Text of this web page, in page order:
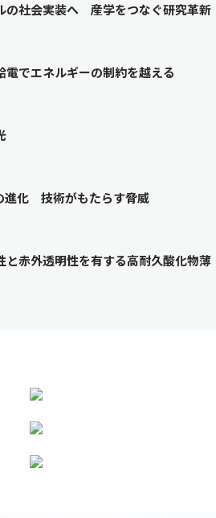
の社会実装へ 産学をつなぐ研究革新
電でエネルギーの制約を越える
進化 技術がもたらす脅威
と赤外透明性を有する高耐久酸化物薄